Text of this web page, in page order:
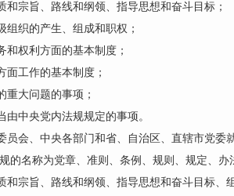
宗旨、路线和纲领、指导思想和奋斗目标；
织的产生、组成和职权；
权利方面的基本制度；
工作的基本制度；
大问题的事项；
中央党内法规规定的事项。
会、中央各部门和省、自治区、直辖市党委
名称为党章、准则、条例、规则、规定、办
宗旨、路线和纲领、指导思想和奋斗目标、